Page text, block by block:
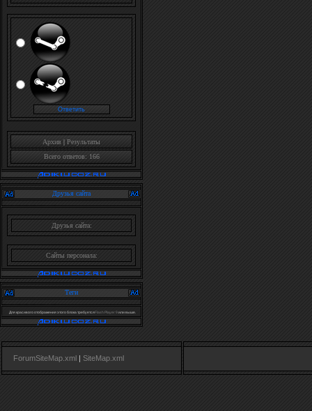
Архив | Результаты
Всего ответов: 166
Друзья сайта
Друзья сайта:
Сайты персонала:
Теги
Для красивого отображения этого блока требуетсяFlash Player 9или выше.
ForumSiteMap.xml | SiteMap.xml